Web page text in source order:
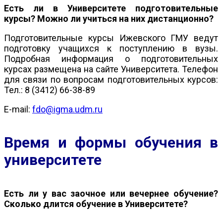
Есть ли в Университете подготовительные
курсы? Можно ли учиться на них дистанционно?
Подготовительные курсы Ижевского ГМУ ведут
подготовку учащихся к поступлению в вузы.
Подробная информация о подготовительных
курсах размещена на сайте Университета. Телефон
для связи по вопросам подготовительных курсов:
Тел.: 8 (3412) 66-38-89
E-mail: fdo@igma.udm.ru
Время и формы обучения в
университете
Есть ли у вас заочное или вечернее обучение?
Сколько длится обучение в Университете?